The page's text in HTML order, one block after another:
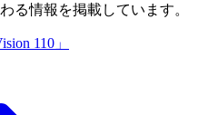
る情報を掲載しています。
110」